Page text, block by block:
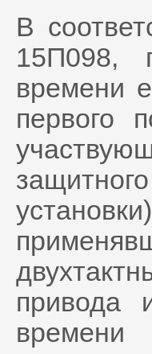
В
15П098,
времени
первого
привода
времени